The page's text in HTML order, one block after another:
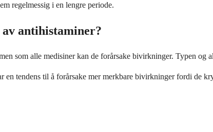
regelmessig i en lengre periode.
antihistaminer?
som alle medisiner kan de forårsake bivirkninger. Typen
en tendens til å forårsake mer merkbare bivirkninger fordi de